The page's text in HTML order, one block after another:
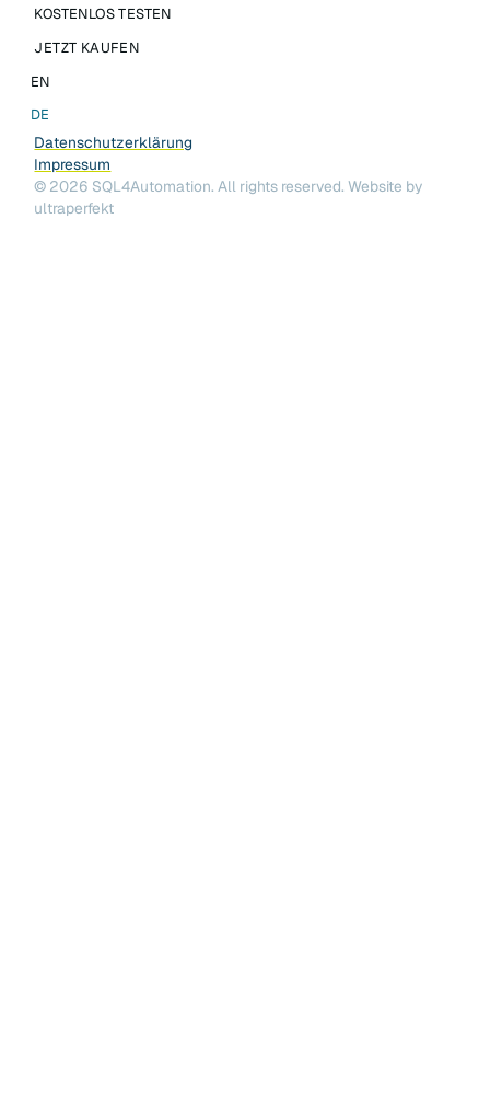
KOSTENLOS TESTEN
JETZT KAUFEN
EN
DE
Datenschutzerklärung
Impressum
© 2026 SQL4Automation. All rights reserved.Website by
ultraperfekt